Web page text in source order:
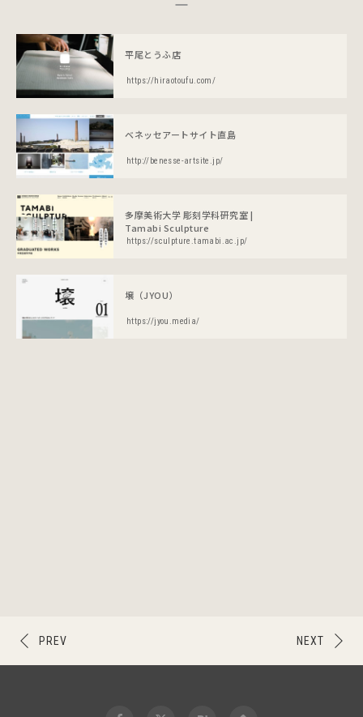
平尾とうふ店
https://hiraotoufu.com/
ベネッセアートサイト直島
http://benesse-artsite.jp/
多摩美術大学 彫刻学科研究室 |
Tamabi Sculpture
https://sculpture.tamabi.ac.jp/
壌（JYOU）
https://jyou.media/
NEXT
PREV